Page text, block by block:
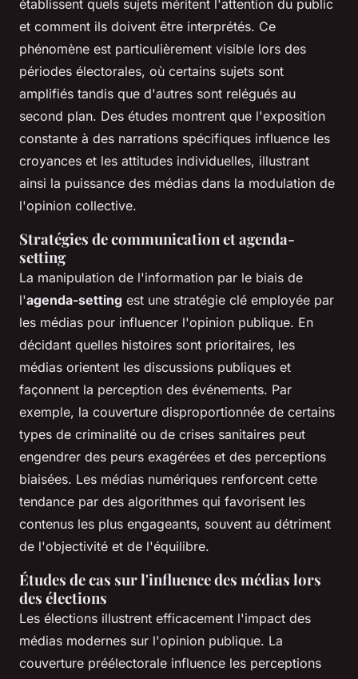
établissent quels sujets méritent l'attention du public
et comment ils doivent être interprétés. Ce
phénomène est particulièrement visible lors des
périodes électorales, où certains sujets sont
amplifiés tandis que d'autres sont relégués au
second plan. Des études montrent que l'exposition
constante à des narrations spécifiques influence les
croyances et les attitudes individuelles, illustrant
ainsi la puissance des médias dans la modulation de
l'opinion collective.
Stratégies de communication et agenda-
setting
La manipulation de l'information par le biais de
l'agenda-setting est une stratégie clé employée par
les médias pour influencer l'opinion publique. En
décidant quelles histoires sont prioritaires, les
médias orientent les discussions publiques et
façonnent la perception des événements. Par
exemple, la couverture disproportionnée de certains
types de criminalité ou de crises sanitaires peut
engendrer des peurs exagérées et des perceptions
biaisées. Les médias numériques renforcent cette
tendance par des algorithmes qui favorisent les
contenus les plus engageants, souvent au détriment
de l'objectivité et de l'équilibre.
Études de cas sur l'influence des médias lors
des élections
Les élections illustrent efficacement l'impact des
médias modernes sur l'opinion publique. La
couverture préélectorale influence les perceptions